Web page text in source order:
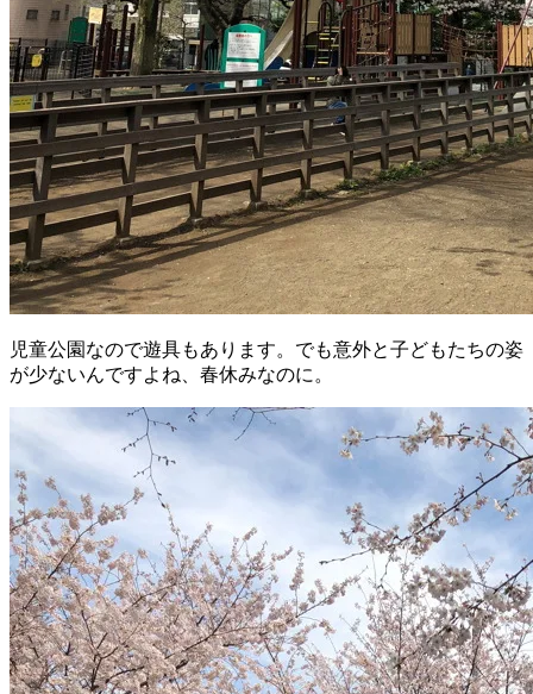
児童公園なので遊具もあります。でも意外と子どもたちの姿
が少ないんですよね、春休みなのに。